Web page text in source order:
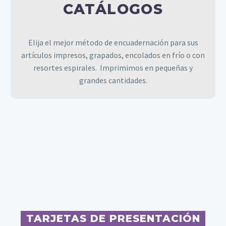
CATÁLOGOS
Elija el mejor método de encuadernación para sus
artículos impresos, grapados, encolados en frío o con
resortes espirales. Imprimimos en pequeñas y
grandes cantidades.
TARJETAS DE PRESENTACIÓN
Hay una tarjeta de presentación para cada línea de